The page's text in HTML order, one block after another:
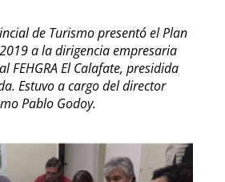
de Turismo presentó el Plan
a la dirigencia empresaria
FEHGRA El Calafate, presidida
Estuvo a cargo del director
Pablo Godoy.